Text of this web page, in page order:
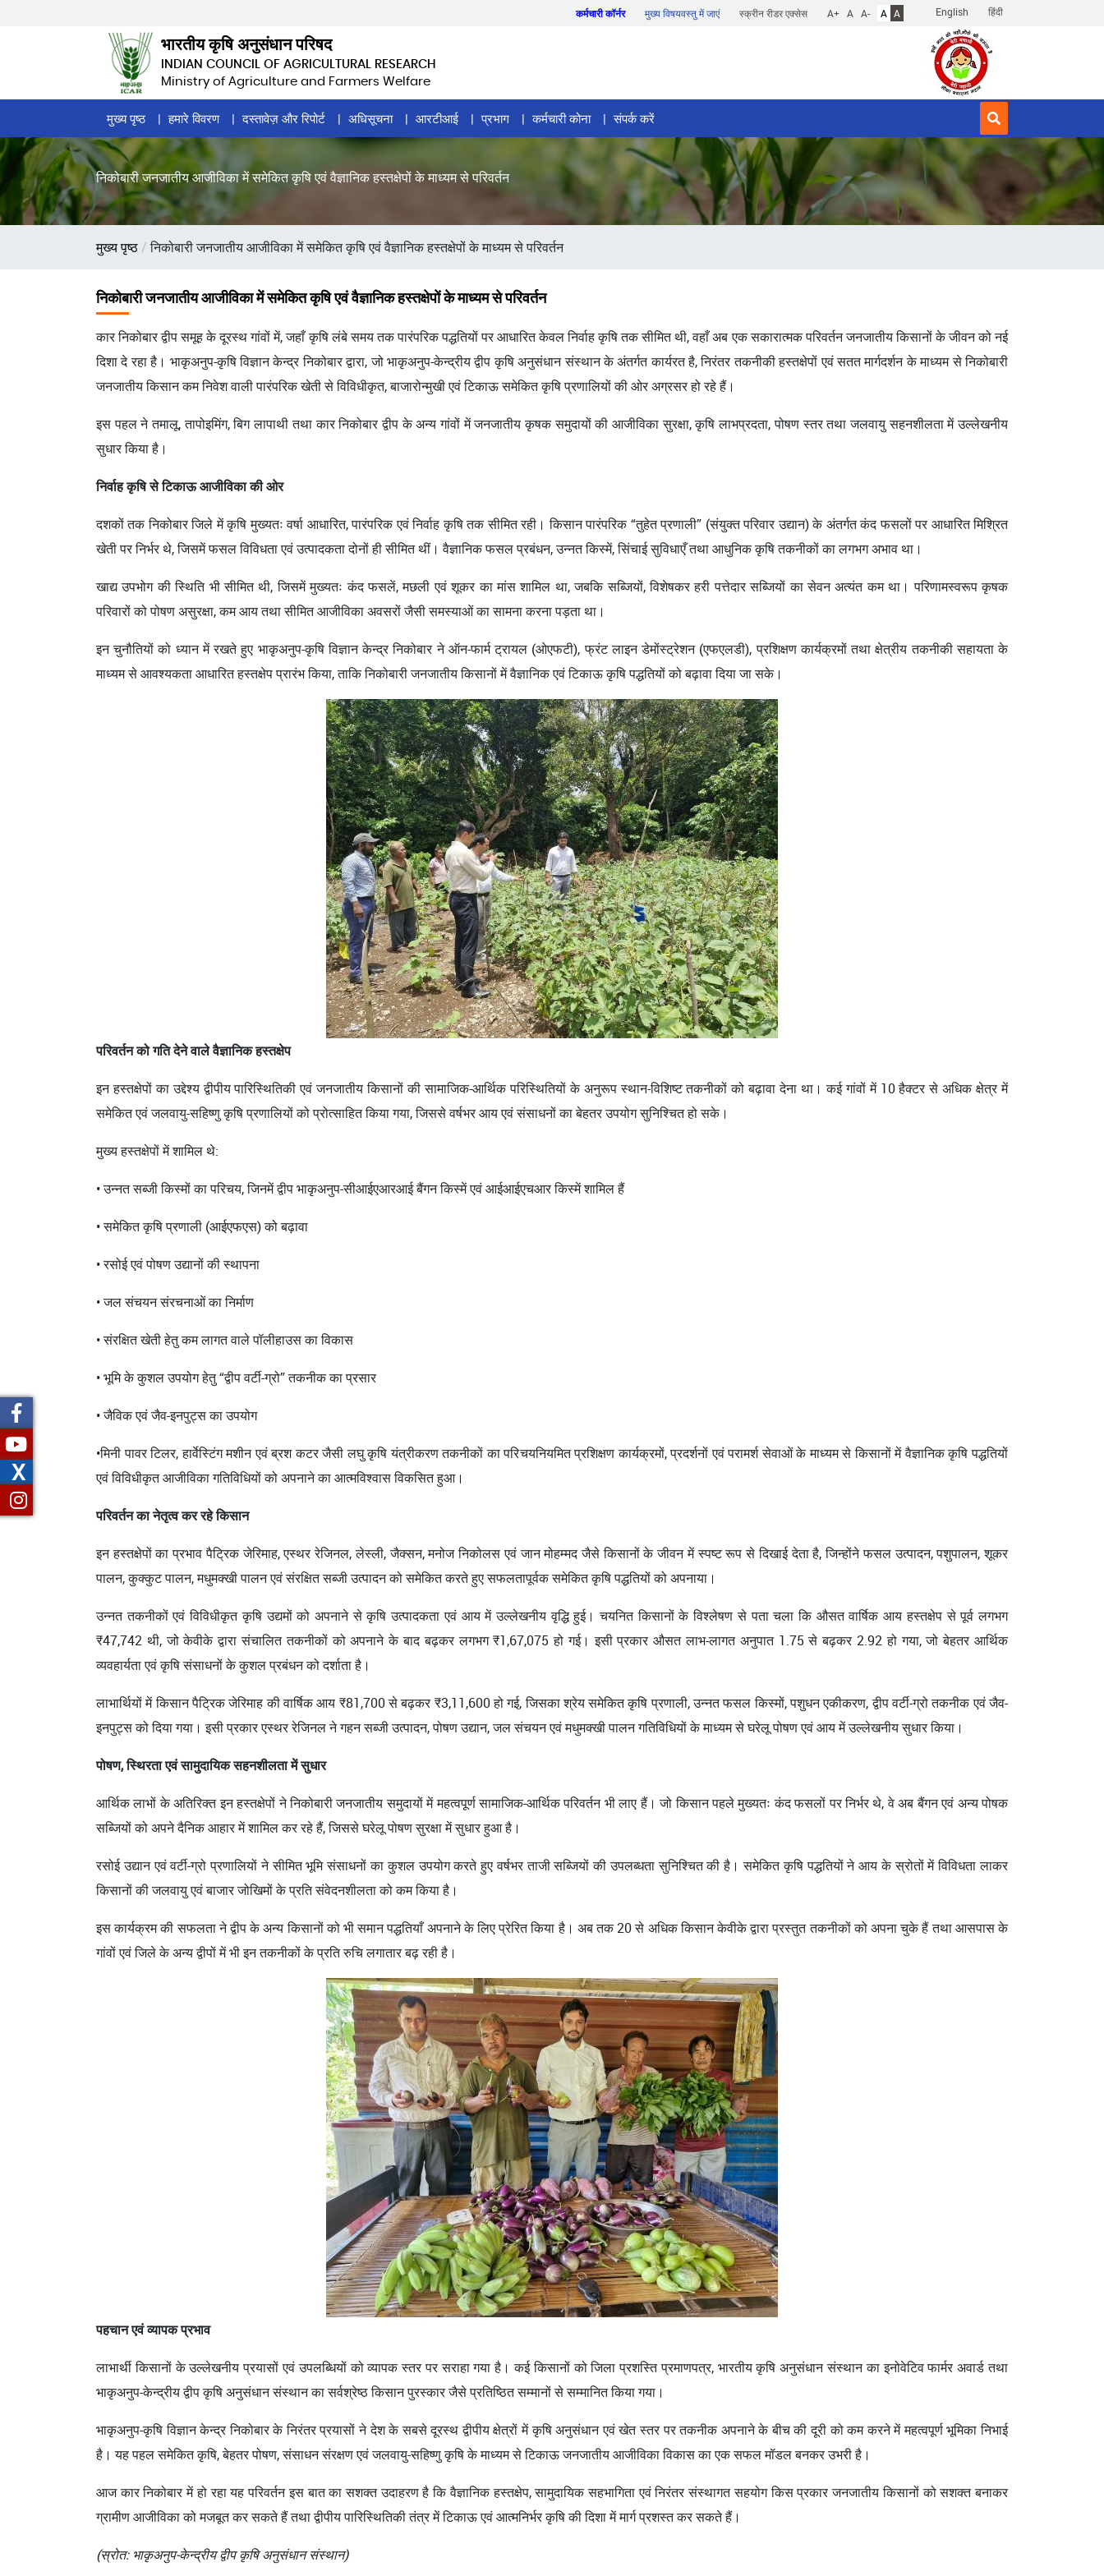
English हिंदी
कर्मचारी कॉर्नर मुख्य विषयवस्तु में जाएं स्क्रीन रीडर एक्सेस A+ A A- A A
भारतीय कृषि अनुसंधान परिषद
INDIAN COUNCIL OF AGRICULTURAL RESEARCH
Ministry of Agriculture and Farmers Welfare
Home
Page
Menu
मुख्य पृष्ठ हमारे विवरण दस्तावेज़ और रिपोर्ट अधिसूचना आरटीआई प्रभाग कर्मचारी कोना संपर्क करें
निकोबारी जनजातीय आजीविका में समेकित कृषि एवं वैज्ञानिक हस्तक्षेपों के माध्यम से परिवर्तन
पग
मुख्य पृष्ठ निकोबारी जनजातीय आजीविका में समेकित कृषि एवं वैज्ञानिक हस्तक्षेपों के माध्यम से परिवर्तन
निकोबारी जनजातीय आजीविका में समेकित कृषि एवं वैज्ञानिक हस्तक्षेपों के माध्यम से परिवर्तन
कार निकोबार द्वीप समूह के दूरस्थ गांवों में, जहाँ कृषि लंबे समय तक पारंपरिक पद्धतियों पर आधारित केवल निर्वाह कृषि तक सीमित थी, वहाँ अब एक सकारात्मक परिवर्तन जनजातीय किसानों के जीवन को नई
दिशा दे रहा है। भाकृअनुप-कृषि विज्ञान केन्द्र निकोबार द्वारा, जो भाकृअनुप-केन्द्रीय द्वीप कृषि अनुसंधान संस्थान के अंतर्गत कार्यरत है, निरंतर तकनीकी हस्तक्षेपों एवं सतत मार्गदर्शन के माध्यम से निकोबारी
जनजातीय किसान कम निवेश वाली पारंपरिक खेती से विविधीकृत, बाजारोन्मुखी एवं टिकाऊ समेकित कृषि प्रणालियों की ओर अग्रसर हो रहे हैं।
इस पहल ने तमालू, तापोइमिंग, बिग लापाथी तथा कार निकोबार द्वीप के अन्य गांवों में जनजातीय कृषक समुदायों की आजीविका सुरक्षा, कृषि लाभप्रदता, पोषण स्तर तथा जलवायु सहनशीलता में उल्लेखनीय
सुधार किया है।
निर्वाह कृषि से टिकाऊ आजीविका की ओर
दशकों तक निकोबार जिले में कृषि मुख्यतः वर्षा आधारित, पारंपरिक एवं निर्वाह कृषि तक सीमित रही। किसान पारंपरिक “तुहेत प्रणाली” (संयुक्त परिवार उद्यान) के अंतर्गत कंद फसलों पर आधारित मिश्रित
खेती पर निर्भर थे, जिसमें फसल विविधता एवं उत्पादकता दोनों ही सीमित थीं। वैज्ञानिक फसल प्रबंधन, उन्नत किस्में, सिंचाई सुविधाएँ तथा आधुनिक कृषि तकनीकों का लगभग अभाव था।
खाद्य उपभोग की स्थिति भी सीमित थी, जिसमें मुख्यतः कंद फसलें, मछली एवं शूकर का मांस शामिल था, जबकि सब्जियों, विशेषकर हरी पत्तेदार सब्जियों का सेवन अत्यंत कम था। परिणामस्वरूप कृषक
परिवारों को पोषण असुरक्षा, कम आय तथा सीमित आजीविका अवसरों जैसी समस्याओं का सामना करना पड़ता था।
इन चुनौतियों को ध्यान में रखते हुए भाकृअनुप-कृषि विज्ञान केन्द्र निकोबार ने ऑन-फार्म ट्रायल (ओएफटी), फ्रंट लाइन डेमोंस्ट्रेशन (एफएलडी), प्रशिक्षण कार्यक्रमों तथा क्षेत्रीय तकनीकी सहायता के
माध्यम से आवश्यकता आधारित हस्तक्षेप प्रारंभ किया, ताकि निकोबारी जनजातीय किसानों में वैज्ञानिक एवं टिकाऊ कृषि पद्धतियों को बढ़ावा दिया जा सके।
परिवर्तन को गति देने वाले वैज्ञानिक हस्तक्षेप
इन हस्तक्षेपों का उद्देश्य द्वीपीय पारिस्थितिकी एवं जनजातीय किसानों की सामाजिक-आर्थिक परिस्थितियों के अनुरूप स्थान-विशिष्ट तकनीकों को बढ़ावा देना था। कई गांवों में 10 हैक्टर से अधिक क्षेत्र में
समेकित एवं जलवायु-सहिष्णु कृषि प्रणालियों को प्रोत्साहित किया गया, जिससे वर्षभर आय एवं संसाधनों का बेहतर उपयोग सुनिश्चित हो सके।
मुख्य हस्तक्षेपों में शामिल थे:
• उन्नत सब्जी किस्मों का परिचय, जिनमें द्वीप भाकृअनुप-सीआईएआरआई बैंगन किस्में एवं आईआईएचआर किस्में शामिल हैं
• समेकित कृषि प्रणाली (आईएफएस) को बढ़ावा
• रसोई एवं पोषण उद्यानों की स्थापना
• जल संचयन संरचनाओं का निर्माण
• संरक्षित खेती हेतु कम लागत वाले पॉलीहाउस का विकास
• भूमि के कुशल उपयोग हेतु “द्वीप वर्टी-ग्रो” तकनीक का प्रसार
• जैविक एवं जैव-इनपुट्स का उपयोग
•मिनी पावर टिलर, हार्वेस्टिंग मशीन एवं ब्रश कटर जैसी लघु कृषि यंत्रीकरण तकनीकों का परिचयनियमित प्रशिक्षण कार्यक्रमों, प्रदर्शनों एवं परामर्श सेवाओं के माध्यम से किसानों में वैज्ञानिक कृषि पद्धतियों
एवं विविधीकृत आजीविका गतिविधियों को अपनाने का आत्मविश्वास विकसित हुआ।
परिवर्तन का नेतृत्व कर रहे किसान
इन हस्तक्षेपों का प्रभाव पैट्रिक जेरिमाह, एस्थर रेजिनल, लेस्ली, जैक्सन, मनोज निकोलस एवं जान मोहम्मद जैसे किसानों के जीवन में स्पष्ट रूप से दिखाई देता है, जिन्होंने फसल उत्पादन, पशुपालन, शूकर
पालन, कुक्कुट पालन, मधुमक्खी पालन एवं संरक्षित सब्जी उत्पादन को समेकित करते हुए सफलतापूर्वक समेकित कृषि पद्धतियों को अपनाया।
उन्नत तकनीकों एवं विविधीकृत कृषि उद्यमों को अपनाने से कृषि उत्पादकता एवं आय में उल्लेखनीय वृद्धि हुई। चयनित किसानों के विश्लेषण से पता चला कि औसत वार्षिक आय हस्तक्षेप से पूर्व लगभग
₹47,742 थी, जो केवीके द्वारा संचालित तकनीकों को अपनाने के बाद बढ़कर लगभग ₹1,67,075 हो गई। इसी प्रकार औसत लाभ-लागत अनुपात 1.75 से बढ़कर 2.92 हो गया, जो बेहतर आर्थिक
व्यवहार्यता एवं कृषि संसाधनों के कुशल प्रबंधन को दर्शाता है।
लाभार्थियों में किसान पैट्रिक जेरिमाह की वार्षिक आय ₹81,700 से बढ़कर ₹3,11,600 हो गई, जिसका श्रेय समेकित कृषि प्रणाली, उन्नत फसल किस्मों, पशुधन एकीकरण, द्वीप वर्टी-ग्रो तकनीक एवं जैव-
इनपुट्स को दिया गया। इसी प्रकार एस्थर रेजिनल ने गहन सब्जी उत्पादन, पोषण उद्यान, जल संचयन एवं मधुमक्खी पालन गतिविधियों के माध्यम से घरेलू पोषण एवं आय में उल्लेखनीय सुधार किया।
पोषण, स्थिरता एवं सामुदायिक सहनशीलता में सुधार
आर्थिक लाभों के अतिरिक्त इन हस्तक्षेपों ने निकोबारी जनजातीय समुदायों में महत्वपूर्ण सामाजिक-आर्थिक परिवर्तन भी लाए हैं। जो किसान पहले मुख्यतः कंद फसलों पर निर्भर थे, वे अब बैंगन एवं अन्य पोषक
सब्जियों को अपने दैनिक आहार में शामिल कर रहे हैं, जिससे घरेलू पोषण सुरक्षा में सुधार हुआ है।
रसोई उद्यान एवं वर्टी-ग्रो प्रणालियों ने सीमित भूमि संसाधनों का कुशल उपयोग करते हुए वर्षभर ताजी सब्जियों की उपलब्धता सुनिश्चित की है। समेकित कृषि पद्धतियों ने आय के स्रोतों में विविधता लाकर
किसानों की जलवायु एवं बाजार जोखिमों के प्रति संवेदनशीलता को कम किया है।
इस कार्यक्रम की सफलता ने द्वीप के अन्य किसानों को भी समान पद्धतियाँ अपनाने के लिए प्रेरित किया है। अब तक 20 से अधिक किसान केवीके द्वारा प्रस्तुत तकनीकों को अपना चुके हैं तथा आसपास के
गांवों एवं जिले के अन्य द्वीपों में भी इन तकनीकों के प्रति रुचि लगातार बढ़ रही है।
पहचान एवं व्यापक प्रभाव
लाभार्थी किसानों के उल्लेखनीय प्रयासों एवं उपलब्धियों को व्यापक स्तर पर सराहा गया है। कई किसानों को जिला प्रशस्ति प्रमाणपत्र, भारतीय कृषि अनुसंधान संस्थान का इनोवेटिव फार्मर अवार्ड तथा
भाकृअनुप-केन्द्रीय द्वीप कृषि अनुसंधान संस्थान का सर्वश्रेष्ठ किसान पुरस्कार जैसे प्रतिष्ठित सम्मानों से सम्मानित किया गया।
भाकृअनुप-कृषि विज्ञान केन्द्र निकोबार के निरंतर प्रयासों ने देश के सबसे दूरस्थ द्वीपीय क्षेत्रों में कृषि अनुसंधान एवं खेत स्तर पर तकनीक अपनाने के बीच की दूरी को कम करने में महत्वपूर्ण भूमिका निभाई
है। यह पहल समेकित कृषि, बेहतर पोषण, संसाधन संरक्षण एवं जलवायु-सहिष्णु कृषि के माध्यम से टिकाऊ जनजातीय आजीविका विकास का एक सफल मॉडल बनकर उभरी है।
आज कार निकोबार में हो रहा यह परिवर्तन इस बात का सशक्त उदाहरण है कि वैज्ञानिक हस्तक्षेप, सामुदायिक सहभागिता एवं निरंतर संस्थागत सहयोग किस प्रकार जनजातीय किसानों को सशक्त बनाकर
ग्रामीण आजीविका को मजबूत कर सकते हैं तथा द्वीपीय पारिस्थितिकी तंत्र में टिकाऊ एवं आत्मनिर्भर कृषि की दिशा में मार्ग प्रशस्त कर सकते हैं।
(स्रोत: भाकृअनुप-केन्द्रीय द्वीप कृषि अनुसंधान संस्थान)
X